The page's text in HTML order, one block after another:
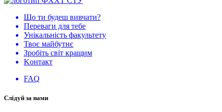
Що ти будеш вивчати?
Переваги для тебе
Унікальність факультету
Твоє майбутнє
Зробіть світ кращим
Kонтакт
FAQ
Слідуй за нами